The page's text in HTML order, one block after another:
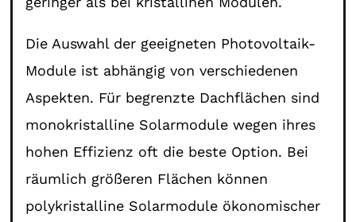
Die Auswahl der geeigneten Photovoltaik-
Module ist abhängig von verschiedenen
Aspekten. Für begrenzte Dachflächen sind
monokristalline Solarmodule wegen ihres
hohen Effizienz oft die beste Option. Bei
räumlich größeren Flächen können
polykristalline Solarmodule ökonomischer